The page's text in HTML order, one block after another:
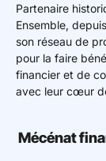
Partenaire
Ensemble,
son réseau de
pour la faire
financier et de
avec leur cœur
Mécénat